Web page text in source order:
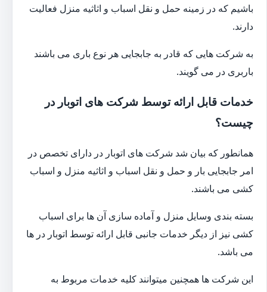
باشیم که در زمینه حمل و نقل اسباب و اثاثیه منزل فعالیت
دارند.
به شرکت هایی که قادر به جابجایی هر نوع باری می باشند
باربری در می گویند.
خدمات قابل ارائه توسط شرکت های اتوبار در
چیست؟
همانطور که بیان شد شرکت های اتوبار در دارای تخصص در
امر جابجایی بار و حمل و نقل اسباب و اثاثیه منزل و اسباب
کشی می باشند.
بسته بندی وسایل منزل و آماده سازی آن ها برای اسباب
کشی نیز از دیگر خدمات جانبی قابل ارائه توسط اتوبار در ها
می باشد.
این شرکت ها همچنین میتوانند کلیه خدمات مربوط به